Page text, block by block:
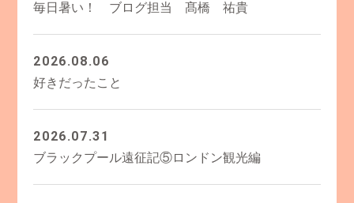
毎日暑い！ ブログ担当 髙橋 祐貴
2026.08.06
好きだったこと
2026.07.31
ブラックプール遠征記⑤ロンドン観光編